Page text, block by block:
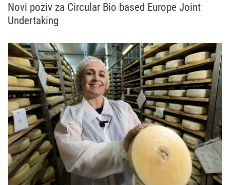
Novi poziv za Circular Bio based Europe Joint
Undertaking